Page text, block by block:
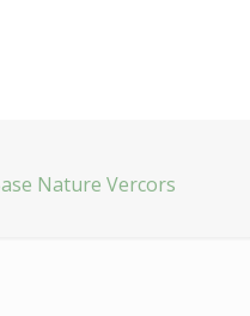
Nature Vercors